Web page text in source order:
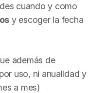
cuando y como
y escoger la fecha
además de
uso, ni anualidad y
a mes)